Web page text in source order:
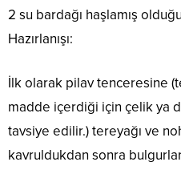
2 su bardağı haşlamış
Hazırlanışı:
İlk olarak pilav tenceresine
madde içerdiği için çelik ya
tavsiye edilir.) tereyağı ve
kavruldukdan sonra